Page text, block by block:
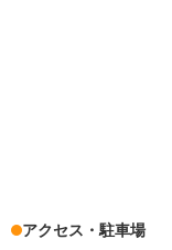
アクセス・駐車場